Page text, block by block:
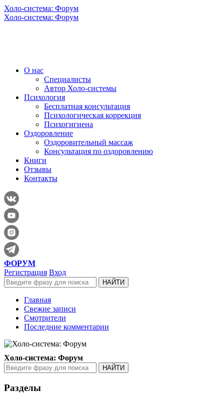
Холо-система: Форум
Холо-система: Форум
О нас
Специалисты
Автор Холо-системы
Психология
Бесплатная консультация
Психологическая коррекция
Психогигиена
Оздоровление
Оздоровительный массаж
Консультация по оздоровлению
Книги
Отзывы
Контакты
ФОРУМ
Регистрация Вход
Главная
Свежие записи
Смотрители
Последние комментарии
Холо-система: Форум
Разделы